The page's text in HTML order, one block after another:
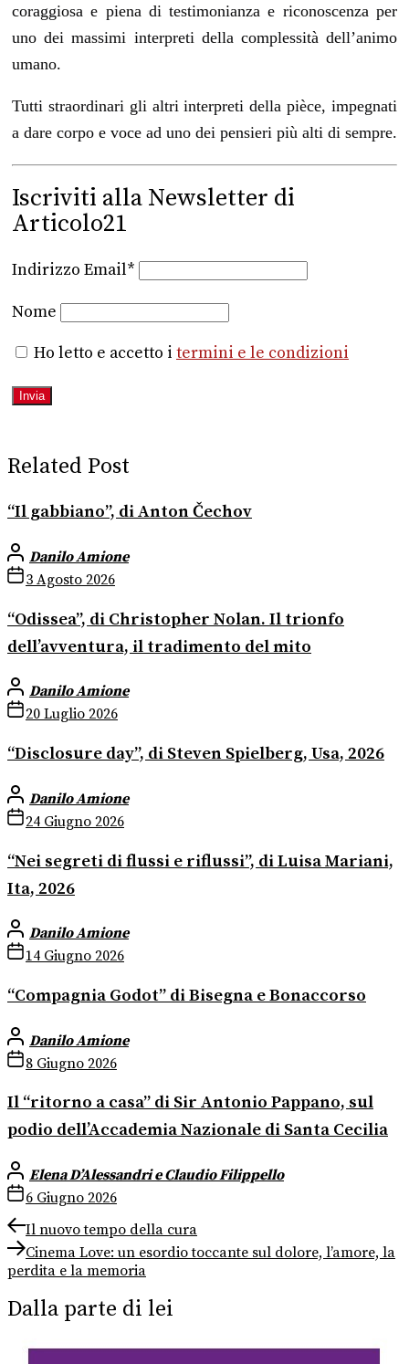
coraggiosa e piena di testimonianza e riconoscenza per
uno dei massimi interpreti della complessità dell’animo
umano.
Tutti straordinari gli altri interpreti della pièce, impegnati
a dare corpo e voce ad uno dei pensieri più alti di sempre.
Iscriviti alla Newsletter di
Articolo21
Indirizzo Email*
Nome
Ho letto e accetto i termini e le condizioni
Related Post
“Il gabbiano”, di Anton Čechov
Danilo Amione
3 Agosto 2026
“Odissea”, di Christopher Nolan. Il trionfo
dell’avventura, il tradimento del mito
Danilo Amione
20 Luglio 2026
“Disclosure day”, di Steven Spielberg, Usa, 2026
Danilo Amione
24 Giugno 2026
“Nei segreti di flussi e riflussi”, di Luisa Mariani,
Ita, 2026
Danilo Amione
14 Giugno 2026
“Compagnia Godot” di Bisegna e Bonaccorso
Danilo Amione
8 Giugno 2026
Il “ritorno a casa” di Sir Antonio Pappano, sul
podio dell’Accademia Nazionale di Santa Cecilia
Elena D’Alessandri e Claudio Filippello
6 Giugno 2026
Navigazione
articoli
Previous
post:
Il nuovo tempo della cura
Next
post:
Cinema Love: un esordio toccante sul dolore, l’amore, la
perdita e la memoria
Dalla parte di lei